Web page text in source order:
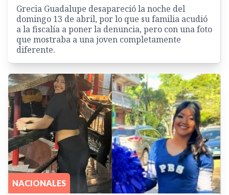
Grecia Guadalupe desapareció la noche del
domingo 13 de abril, por lo que su familia acudió
a la fiscalía a poner la denuncia, pero con una foto
que mostraba a una joven completamente
diferente.
NACIONALES